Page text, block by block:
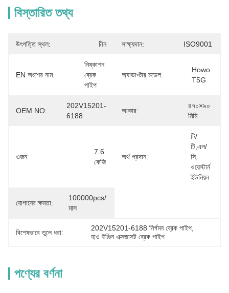
বিস্তারিত তথ্য
উৎপত্তি স্থল: চীন সাক্ষ্যদান: ISO9001
EN অংশের নাম:
নিষ্কাশন
ব্রেক
পাইপ
অ্যাডাপ্টার মডেল:
Howo
T5G
OEM NO:
202V15201-
6188
আকার:
৪৭০×৯০
মিমি
ওজন:
7.6
কেজি
অর্থ প্রদান:
টি/
টি,এল/
সি,
ওয়েস্টার্ন
ইউনিয়ন
যোগানের ক্ষমতা:
100000pcs/
মাস
বিশেষভাবে তুলে ধরা:
202V15201-6188 নির্গমন ব্রেক পাইপ
হাও ইঞ্জিন এক্সজাসট ব্রেক পাইপ
পণ্যের বর্ণনা